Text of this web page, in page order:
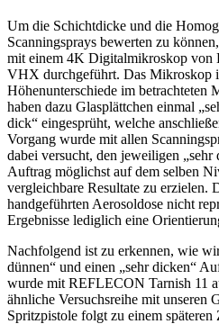
Um die Schichtdicke und die
Scanningsprays bewerten zu
mit einem 4K Digitalmikroskop von
VHX durchgeführt. Das Mikroskop
Höhenunterschiede im betrachteten
haben dazu Glasplättchen einmal
dick“ eingesprüht, welche
Vorgang wurde mit allen
dabei versucht, den jeweiligen „sehr
Auftrag möglichst auf dem selben
vergleichbare Resultate zu erzielen.
handgeführten Aerosoldose nicht
Ergebnisse lediglich eine
Nachfolgend ist zu erkennen, wie
dünnen“ und einen „sehr dicken“
wurde mit REFLECON Tarnish 11
ähnliche Versuchsreihe mit unseren
Spritzpistole folgt zu einem späteren